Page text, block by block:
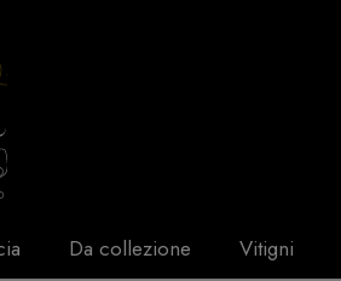
Da collezione Vitigni